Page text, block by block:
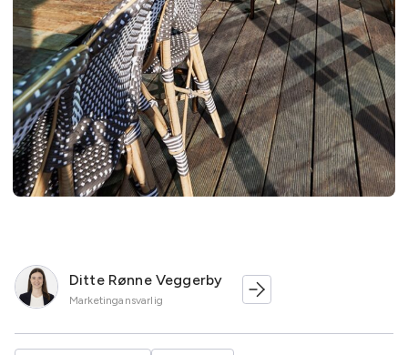
Ditte Rønne Veggerby
Marketingansvarlig